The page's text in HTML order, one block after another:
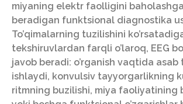
miyaning elektr faolligini
beradigan funktsional diagnostika
To’qimalarning tuzilishini
tekshiruvlardan farqli o’laroq, EEG
javob beradi: o’rganish vaqtida
ishlaydi, konvulsiv tayyorgarlikning
ritmning buzilishi, miya faoliyatining